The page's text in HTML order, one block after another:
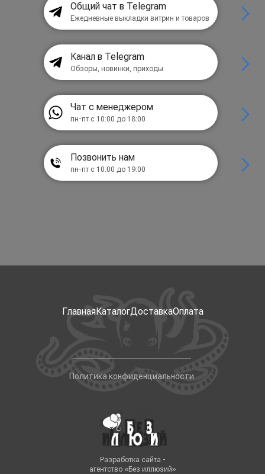
Общий чат в Telegram
Ежедневные выкладки витрин и товаров
Канал в Telegram
Обзоры, новинки, приходы
Чат с менеджером
пн-пт с 10:00 до 18:00
Позвонить нам
пн-пт с 10:00 до 19:00
ГлавнаяКаталогДоставкаОплата
Политика конфиденциальности
Разработка сайта -
агентство «Без иллюзий»